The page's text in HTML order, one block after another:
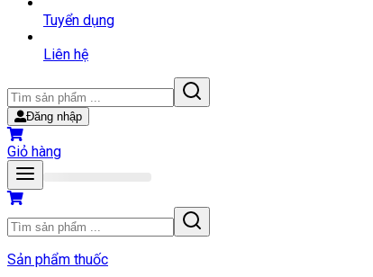
Tuyển dụng
Liên hệ
Đăng nhập
Giỏ hàng
Sản phẩm thuốc